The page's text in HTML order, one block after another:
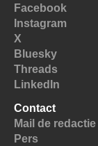
Facebook
Instagram
X
Bluesky
Threads
LinkedIn
Contact
Mail de redactie
Pers